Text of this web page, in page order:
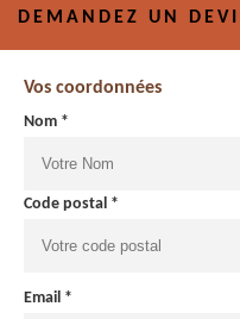
DEMANDEZ UN
Vos coordonnées
Nom *
Code postal *
Email *